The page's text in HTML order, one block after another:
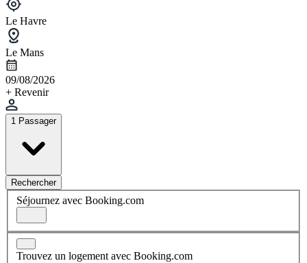
Le Havre
Le Mans
09/08/2026
+ Revenir
1 Passager
Rechercher
Séjournez avec Booking.com
Trouvez un logement avec Booking.com